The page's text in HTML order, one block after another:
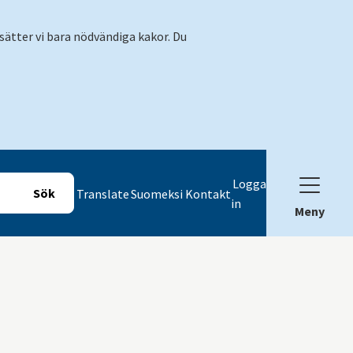
vi bara nödvändiga kakor. Du
TranslateSuomeksi Kontakt
Logga
in
Meny